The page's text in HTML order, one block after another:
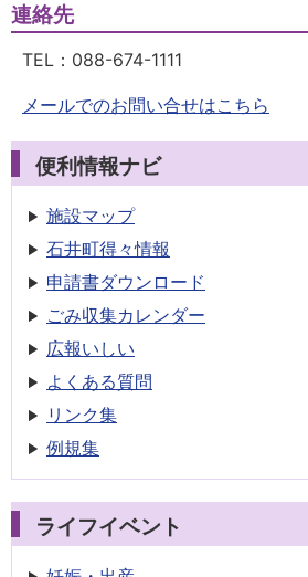
連絡先
TEL： 088-674-1111
メールでのお問い合せはこちら
便利情報ナビ
施設マップ
石井町得々情報
申請書ダウンロード
ごみ収集カレンダー
広報いしい
よくある質問
リンク集
例規集
ライフイベント